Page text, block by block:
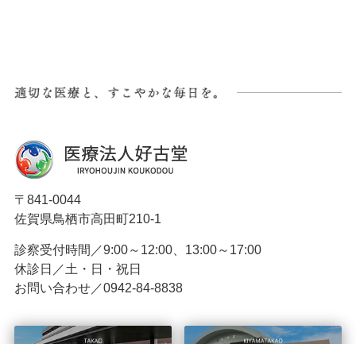
〒841-0044
佐賀県鳥栖市高田町210-1
診察受付時間／9:00～12:00、13:00～17:00
休診日／土・日・祝日
お問い合わせ／0942-84-8838